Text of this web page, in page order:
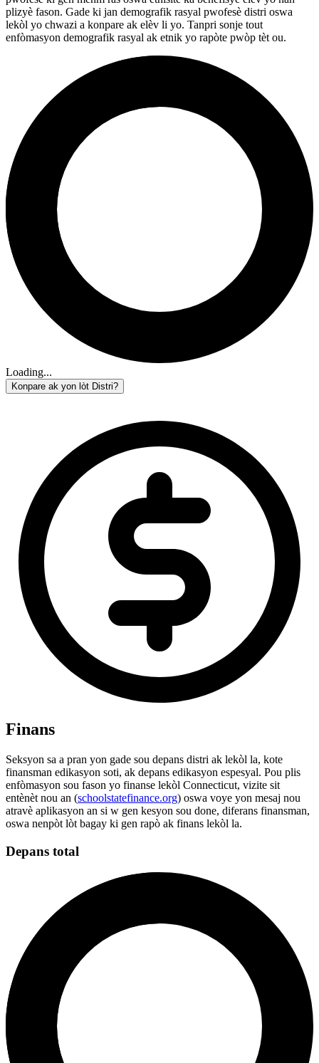
plizyè fason. Gade ki jan demografik rasyal pwofesè distri oswa
lekòl yo chwazi a konpare ak elèv li yo. Tanpri sonje tout
enfòmasyon demografik rasyal ak etnik yo rapòte pwòp tèt ou.
Loading...
Konpare ak yon lòt Distri?
Finans
Seksyon sa a pran yon gade sou depans distri ak lekòl la, kote
finansman edikasyon soti, ak depans edikasyon espesyal. Pou plis
enfòmasyon sou fason yo finanse lekòl Connecticut, vizite sit
entènèt nou an (schoolstatefinance.org) oswa voye yon mesaj nou
atravè aplikasyon an si w gen kesyon sou done, diferans finansman,
oswa nenpòt lòt bagay ki gen rapò ak finans lekòl la.
Depans total